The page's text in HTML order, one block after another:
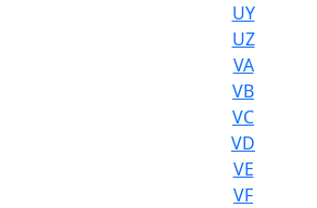
UY
UZ
VA
VB
VC
VD
VE
VF